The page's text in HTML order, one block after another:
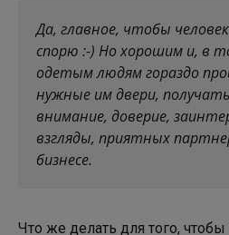
Да, главное, чтобы
спорю :-) Но хорошим и, в
одетым людям гораздо
нужные им двери,
внимание, доверие,
взгляды, приятных
бизнесе.
Что же делать для того, чтобы